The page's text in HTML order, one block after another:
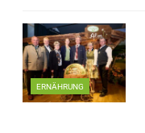
ERNÄHRUNG